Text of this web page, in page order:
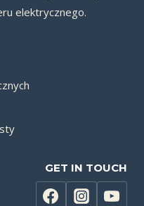
elektrycznego.
GET IN TOUCH